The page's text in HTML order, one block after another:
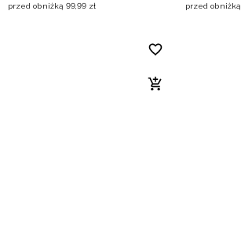
przed obniżką 99,99 zł
przed obniżką